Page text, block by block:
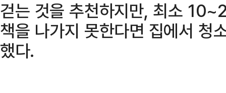
걷는 것을 추천하지만, 최소
책을 나가지 못한다면 집에서 청
했다.